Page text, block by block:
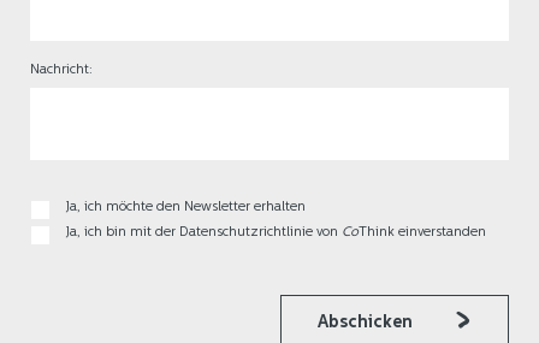
Nachricht:
Ja, ich möchte den Newsletter erhalten
Ja, ich bin mit der Datenschutzrichtlinie von CoThink einverstanden
Abschicken